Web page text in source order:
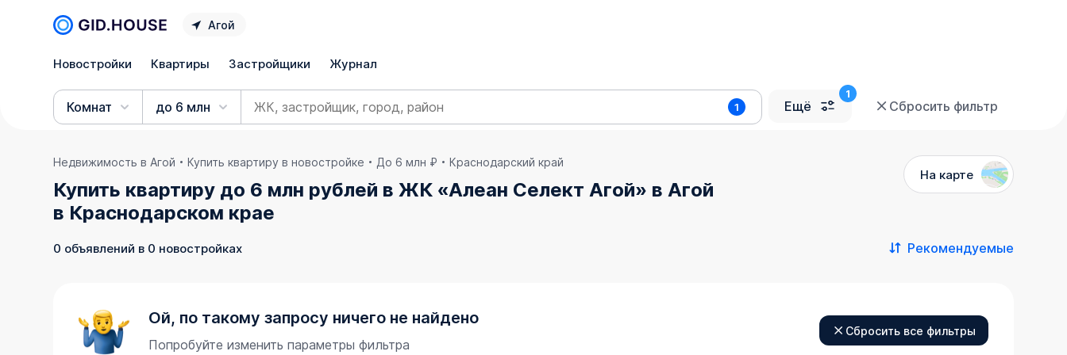
Агой
Новостройки Квартиры Застройщики Журнал
Комнат до 6 млн 1 Ещё Сбросить фильтр
Недвижимость в Агой Купить квартиру в новостройке До 6 млн ₽ Краснодарский край
Купить квартиру до 6 млн рублей в ЖК «Алеан Селект Агой» в Агой
в Краснодарском крае
На карте
0 объявлений в 0 новостройках Рекомендуемые
Ой, по такому запросу ничего не найдено
Попробуйте изменить параметры фильтра
Сбросить все фильтры